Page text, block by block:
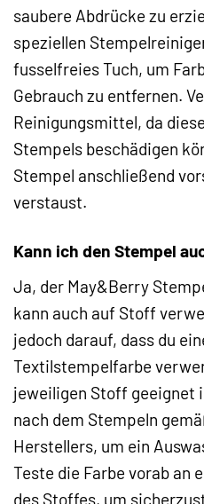
saubere Abdrücke zu
speziellen
fusselfreies Tuch, um
Gebrauch zu entfernen.
Reinigungsmittel, da
Stempels beschädigen
Stempel anschließend
verstaust.
Kann ich den Stempel
Ja, der May&Berry
kann auch auf Stoff
jedoch darauf, dass du
Textilstempelfarbe
jeweiligen Stoff geeignet
nach dem Stempeln
Herstellers, um ein
Teste die Farbe vorab an
des Stoffes, um